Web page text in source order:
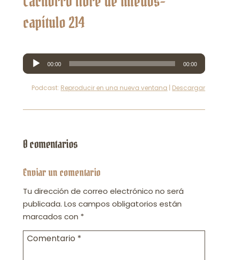
capítulo 214
Reproductor
de
audio
00:00 00:00
Podcast: Reproducir en una nueva ventana | Descargar
0 comentarios
Enviar un comentario
Tu dirección de correo electrónico no será
publicada. Los campos obligatorios están
marcados con *